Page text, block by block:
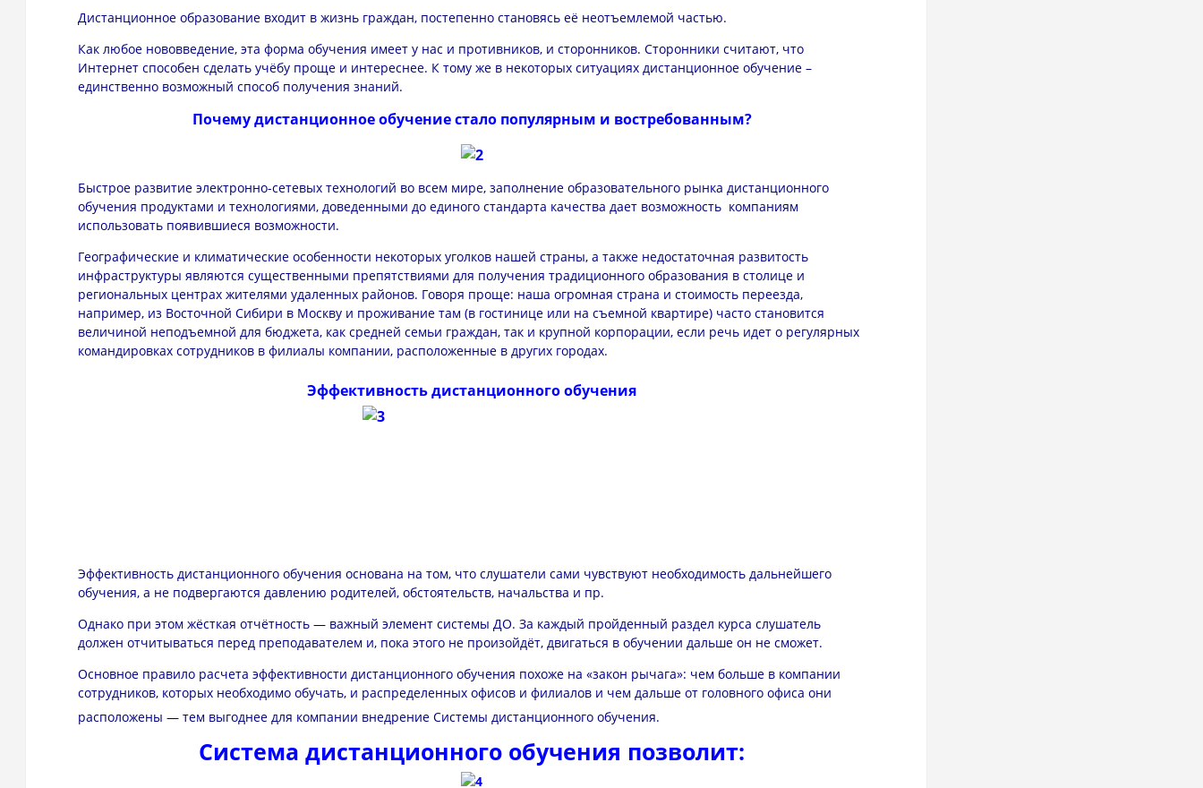
Дистанционное образование входит в жизнь граждан, постепенно становясь её неотъемлемой частью.
Как любое нововведение, эта форма обучения имеет у нас и противников, и сторонников. Сторонники считают, что
Интернет способен сделать учёбу проще и интереснее. К тому же в некоторых ситуациях дистанционное обучение –
единственно возможный способ получения знаний.
Почему дистанционное обучение стало популярным и востребованным?
Быстрое развитие электронно-сетевых технологий во всем мире, заполнение образовательного рынка дистанционного
обучения продуктами и технологиями, доведенными до единого стандарта качества дает возможность компаниям
использовать появившиеся возможности.
Географические и климатические особенности некоторых уголков нашей страны, а также недостаточная развитость
инфраструктуры являются существенными препятствиями для получения традиционного образования в столице и
региональных центрах жителями удаленных районов. Говоря проще: наша огромная страна и стоимость переезда,
например, из Восточной Сибири в Москву и проживание там (в гостинице или на съемной квартире) часто становится
величиной неподъемной для бюджета, как средней семьи граждан, так и крупной корпорации, если речь идет о регулярных
командировках сотрудников в филиалы компании, расположенные в других городах.
Эффективность дистанционного обучения
Эффективность дистанционного обучения основана на том, что слушатели сами чувствуют необходимость дальнейшего
обучения, а не подвергаются давлению родителей, обстоятельств, начальства и пр.
Однако при этом жёсткая отчётность — важный элемент системы ДО. За каждый пройденный раздел курса слушатель
должен отчитываться перед преподавателем и, пока этого не произойдёт, двигаться в обучении дальше он не сможет.
Основное правило расчета эффективности дистанционного обучения похоже на «закон рычага»: чем больше в компании
сотрудников, которых необходимо обучать, и распределенных офисов и филиалов и чем дальше от головного офиса они
расположены — тем выгоднее для компании внедрение Системы дистанционного обучения.
Система дистанционного обучения позволит: